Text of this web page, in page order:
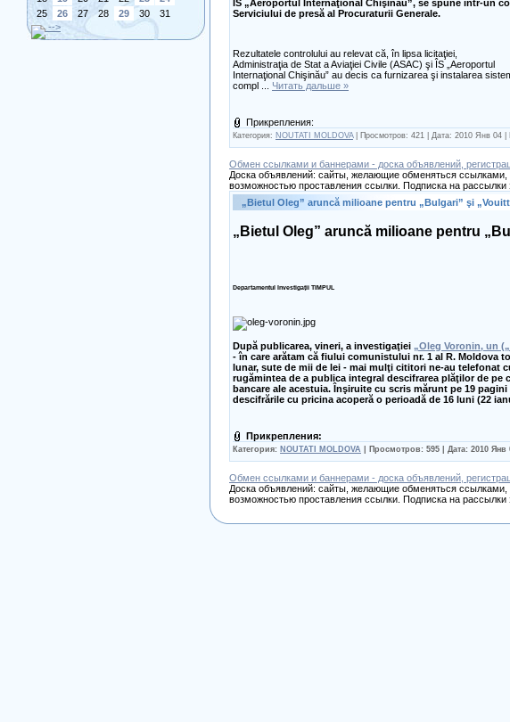
25
26 27 28 29 30
31
-->
ÎS „Aeroportul Internaţional Chişinău”, se spune într-un
Serviciului de presă al Procuraturii Generale.
Rezultatele controlului au relevat că, în lipsa licitaţiei,
Administraţia de Stat a Aviaţiei Civile (ASAC) şi ÎS „Aeroportul
Internaţional Chişinău” au decis ca furnizarea şi instalarea
compl ... Читать дальше »
Прикрепления:
Категория: NOUTATI MOLDOVA| Просмотров: 421 | Дата: 2010 Янв 04 |
Обмен ссылками и баннерами - доска объявлений,
Доска объявлений: сайты, желающие обменяться ссылками,
возможностью проставления ссылки. Подписка на рассылки
„Bietul Oleg” aruncă milioane pentru „Bulgari” şi
„Bietul Oleg” aruncă milioane pentru
Departamentul Investigaţii TIMPUL
După publicarea, vineri, a investigaţiei „Oleg Voronin, un
- în care arătam că fiului comunistului nr. 1 al R. Moldova
lunar, sute de mii de lei - mai mulţi cititori ne-au telefonat
rugămintea de a publica integral descifrarea plăţilor de pe
bancare ale acestuia. Înşiruite cu scris mărunt pe 19 pagini
descifrările cu pricina acoperă o perioadă de 16 luni (22
Прикрепления:
Категория: NOUTATI MOLDOVA | Просмотров: 595 | Дата: 2010 Янв
Обмен ссылками и баннерами - доска объявлений,
Доска объявлений: сайты, желающие обменяться ссылками,
возможностью проставления ссылки. Подписка на рассылки